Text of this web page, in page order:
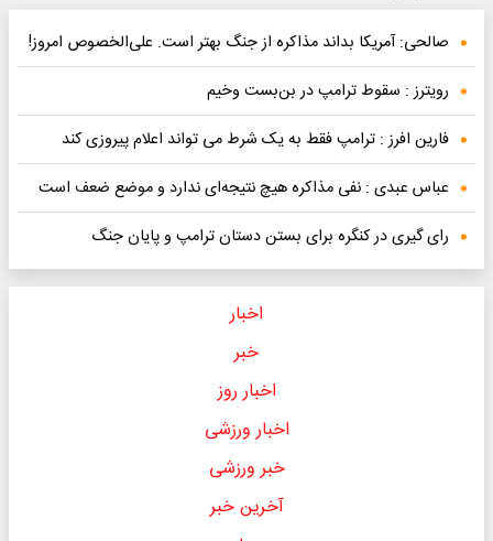
صالحی: آمریکا بداند مذاکره از جنگ بهتر است. علی‌الخصوص امروز!
رویترز : سقوط ترامپ در بن‌بست وخیم
فارین افرز : ترامپ فقط به یک شرط می تواند اعلام پیروزی کند
عباس عبدی : نفی مذاکره هیچ نتیجه‌ای ندارد و موضع ضعف است
رای گیری در کنگره برای بستن دستان ترامپ و پایان جنگ
اخبار
خبر
اخبار روز
اخبار ورزشی
خبر ورزشی
آخرین خبر